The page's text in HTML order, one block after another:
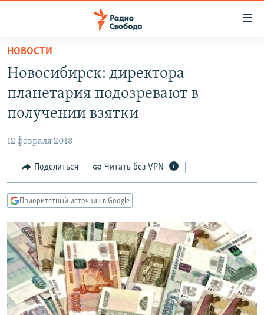
упрощенного
доступа
основному
Вернутся
Вернутся
поиску
ПРОГРАММЫ
АВТОРСКИЕ ПРОЕКТЫ
МНЕНИЯ
КУЛЬТУРА
КАВКАЗ.РЕАЛИИ
СЕВЕР.РЕАЛИИ
СИБИРЬ.РЕАЛИИ
РАСПИСАНИЕ ВЕЩАНИЯ
ПОДПИШИТЕСЬ НА РАССЫЛКУ
НОВОСТИ
Новосибирск: директора
планетария подозревают в
получении взятки
12 февраля 2018
Поделиться Читать без VPN
Приоритетный источник в Google